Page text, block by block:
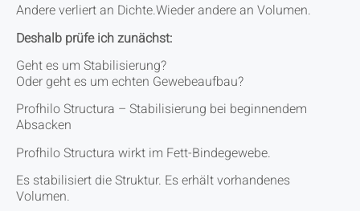
Andere verliert an Dichte.Wieder andere an Volumen.
Deshalb prüfe ich zunächst:
Geht es um Stabilisierung?
Oder geht es um echten Gewebeaufbau?
Profhilo Structura – Stabilisierung bei beginnendem
Absacken
Profhilo Structura wirkt im Fett-Bindegewebe.
Es stabilisiert die Struktur. Es erhält vorhandenes
Volumen.